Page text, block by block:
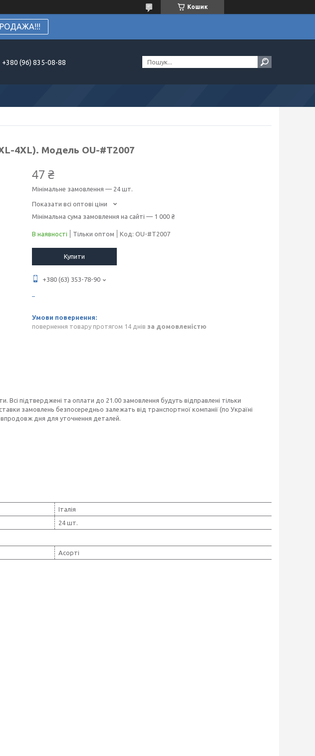
Кошик
+380 (96) 835-08-88
4XL). Модель OU-#T2007
47 ₴
Мінімальне замовлення — 24 шт.
Показати всі оптові ціни
Мінімальна сума замовлення на сайті — 1 000 ₴
В наявності Тільки оптом Код: OU-#T2007
Купити
+380 (63) 353-78-90
повернення товару протягом 14 днів за домовленістю
Всі підтверджені та оплати до 21.00 замовлення будуть відправлені тільки
замовлень безпосередньо залежать від транспортної компанії (по Україні
дня для уточнення деталей.
Італія
24 шт.
Асорті